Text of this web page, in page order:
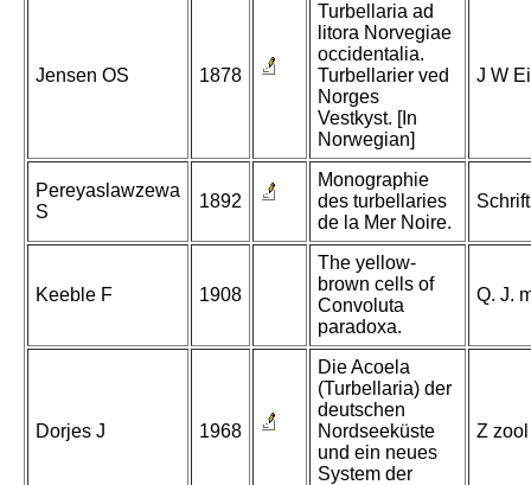
Jensen OS 1878
Turbellaria ad
litora Norvegiae
occidentalia.
Turbellarier ved
Norges
Vestkyst. [In
Norwegian]
J W
Pereyaslawzewa
S
1892
Monographie
des turbellaries
de la Mer Noire.
Keeble F 1908
The yellow-
brown cells of
Convoluta
paradoxa.
Q. J.
Dorjes J 1968
Die Acoela
(Turbellaria) der
deutschen
Nordseeküste
und ein neues
System der
Z